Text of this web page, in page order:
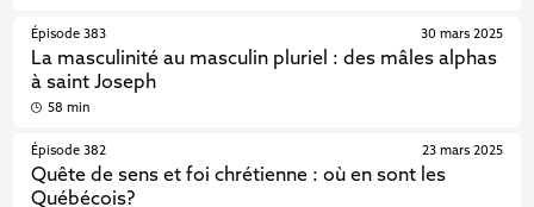
Épisode 383
La masculinité au masculin pluriel : des mâles alphas
à saint Joseph
30 mars 2025
58 min
Épisode 382
Quête de sens et foi chrétienne : où en sont les
Québécois?
23 mars 2025